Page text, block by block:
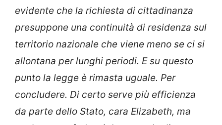
evidente che la richiesta di cittadinanza
presuppone una continuità di residenza sul
territorio nazionale che viene meno se ci si
allontana per lunghi periodi. E su questo
punto la legge è rimasta uguale. Per
concludere. Di certo serve più efficienza
da parte dello Stato, cara Elizabeth, ma